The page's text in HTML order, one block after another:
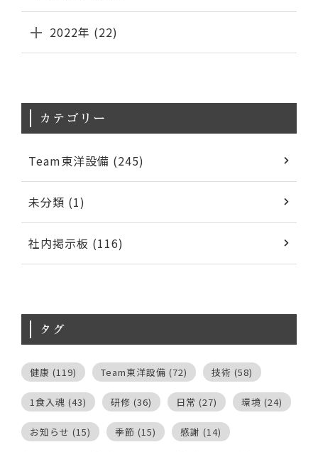
2022年 (22)
カテゴリー
Team東洋設備 (245)
未分類 (1)
社内掲示板 (116)
タグ
健康 (119) Team東洋設備 (72) 技術 (58)
1食入魂 (43) 研修 (36) 日常 (27) 環境 (24)
お知らせ (15) 季節 (15) 感謝 (14)